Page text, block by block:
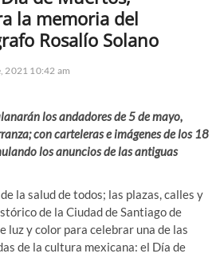
la memoria del
Rosalío Solano
2021 10:42 am
los andadores de 5 de mayo,
con carteleras e imágenes de los 18
los anuncios de las antiguas
la salud de todos; las plazas, calles y
de la Ciudad de Santiago de
luz y color para celebrar una de las
de la cultura mexicana: el Día de